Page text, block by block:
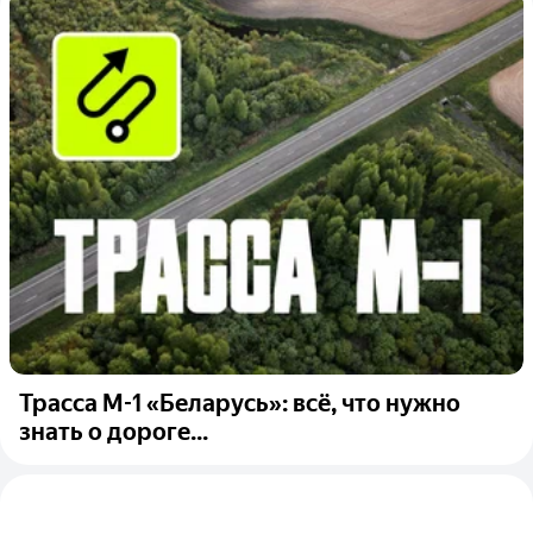
Трасса М-1 «Беларусь»: всё, что нужно
знать о дороге...